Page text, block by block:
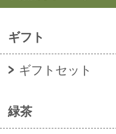
ギフト
ギフトセット
緑茶